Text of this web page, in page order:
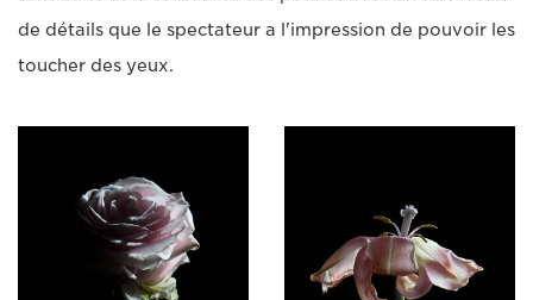
de détails que le spectateur a l'impression de pouvoir les
toucher des yeux.